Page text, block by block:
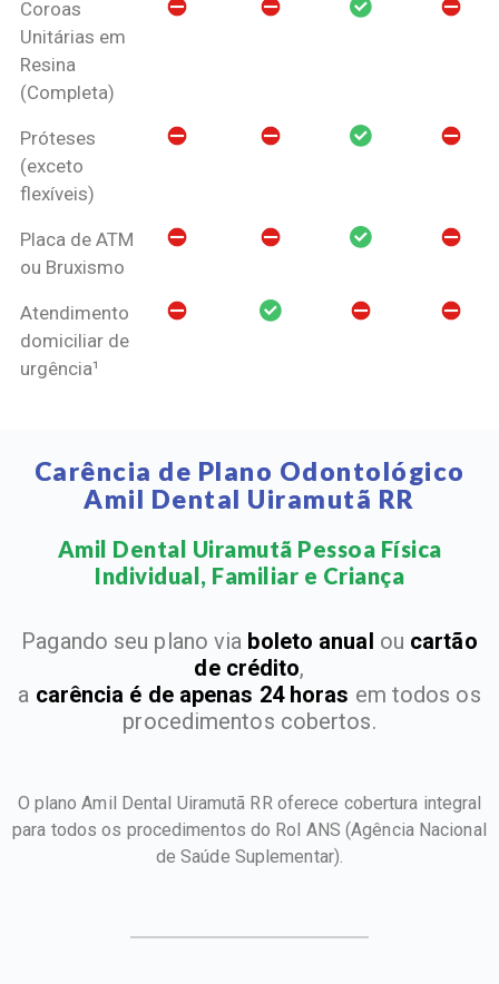
Coroas
Unitárias em
Resina
(Completa)
Próteses
(exceto
flexíveis)
Placa de ATM
ou Bruxismo
Atendimento
domiciliar de
urgência¹
Carência de Plano Odontológico
Amil Dental Uiramutã RR
Amil Dental Uiramutã Pessoa Física
Individual, Familiar e Criança​
Pagando seu plano via boleto anual ou cartão
de crédito,
a carência é de apenas 24 horas em todos os
procedimentos cobertos.
O plano Amil Dental Uiramutã RR oferece cobertura integral
para todos os procedimentos do Rol ANS(Agência Nacional
de Saúde Suplementar).